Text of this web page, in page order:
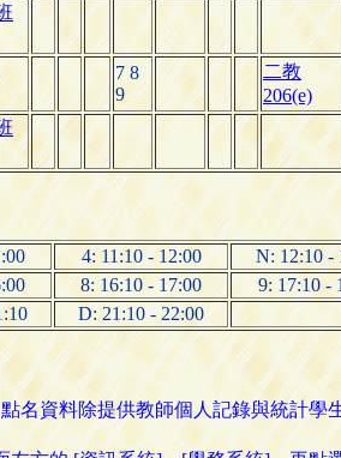
7 8
9
二教
206(e)
4: 11:10 - 12:00
N: 12:10 -
8: 16:10 - 17:00
9: 17:10 -
D: 21:10 - 22:00
名資料除提供教師個人記錄與統計